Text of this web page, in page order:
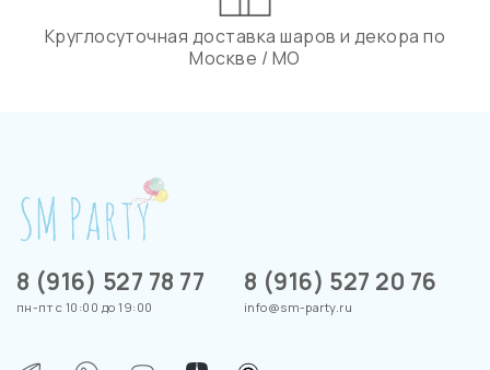
Круглосуточная доставка шаров и декора по
Москве / МО
8 (916) 527 78 77
пн-пт с 10:00 до 19:00
8 (916) 527 20 76
info@sm-party.ru